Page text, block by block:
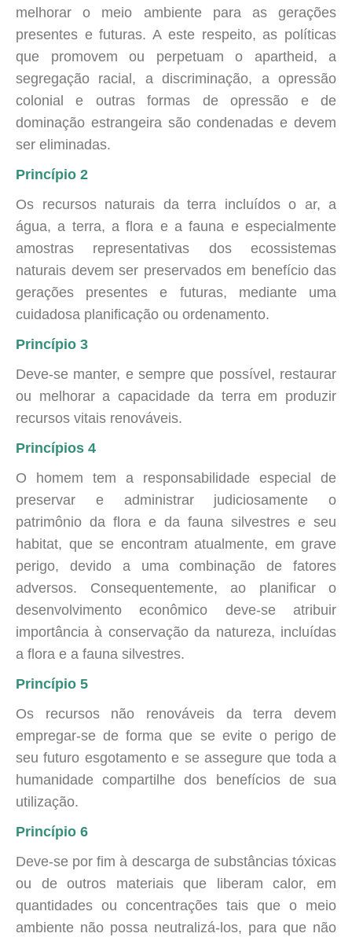
melhorar o meio ambiente para as gerações
presentes e futuras. A este respeito, as políticas
que promovem ou perpetuam o apartheid, a
segregação racial, a discriminação, a opressão
colonial e outras formas de opressão e de
dominação estrangeira são condenadas e devem
ser eliminadas.
Princípio 2
Os recursos naturais da terra incluídos o ar, a
água, a terra, a flora e a fauna e especialmente
amostras representativas dos ecossistemas
naturais devem ser preservados em benefício das
gerações presentes e futuras, mediante uma
cuidadosa planificação ou ordenamento.
Princípio 3
Deve-se manter, e sempre que possível, restaurar
ou melhorar a capacidade da terra em produzir
recursos vitais renováveis.
Princípios 4
O homem tem a responsabilidade especial de
preservar e administrar judiciosamente o
patrimônio da flora e da fauna silvestres e seu
habitat, que se encontram atualmente, em grave
perigo, devido a uma combinação de fatores
adversos. Consequentemente, ao planificar o
desenvolvimento econômico deve-se atribuir
importância à conservação da natureza, incluídas
a flora e a fauna silvestres.
Princípio 5
Os recursos não renováveis da terra devem
empregar-se de forma que se evite o perigo de
seu futuro esgotamento e se assegure que toda a
humanidade compartilhe dos benefícios de sua
utilização.
Princípio 6
Deve-se por fim à descarga de substâncias tóxicas
ou de outros materiais que liberam calor, em
quantidades ou concentrações tais que o meio
ambiente não possa neutralizá-los, para que não